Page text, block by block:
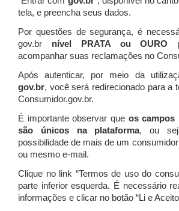
tela, e preencha seus dados.
Por questões de segurança, é
gov.br nível PRATA ou OURO
acompanhar suas reclamações no
Após autenticar, por meio da
gov.br, você será redirecionado para a
Consumidor.gov.br.
É importante observar que os campos
são únicos na plataforma, ou
possibilidade de mais de um
ou mesmo e-mail.
Clique no link “Termos de uso do
parte inferior esquerda. É necessário
informações e clicar no botão “Li e